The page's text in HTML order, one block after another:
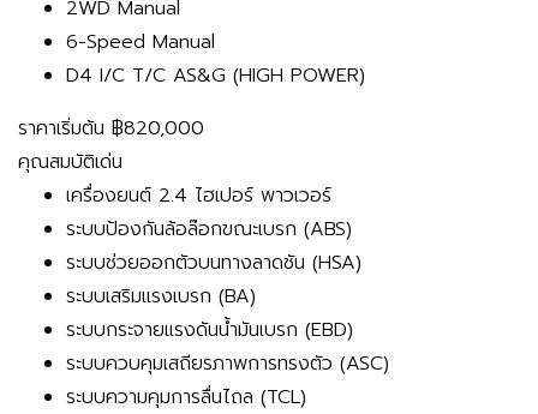
2WD Manual
6-Speed Manual
D4 I/C T/C AS&G (HIGH POWER)
ราคาเริ่มต้น ฿820,000
คุณสมบัติเด่น
เครื่องยนต์ 2.4 ไฮเปอร์ พาวเวอร์
ระบบป้องกันล้อล๊อกขณะเบรก (ABS)
ระบบช่วยออกตัวบนทางลาดชัน (HSA)
ระบบเสริมแรงเบรก (BA)
ระบบกระจายแรงดันน้ำมันเบรก (EBD)
ระบบควบคุมเสถียรภาพการทรงตัว (ASC)
ระบบความคุมการลื่นไถล (TCL)